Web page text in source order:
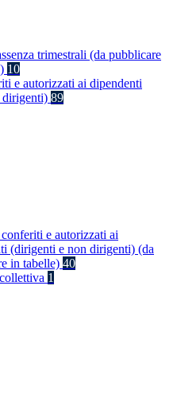
trimestrali (da pubblicare
10
e autorizzati ai dipendenti
dirigenti) 89
e autorizzati ai
(dirigenti e non dirigenti) (da
in tabelle) 40
1